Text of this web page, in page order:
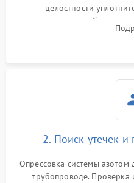
целостности
сопротивления обмоток
считывание кодов
2. Поиск утечек и
Опрессовка системы
трубопроводе. Проверка